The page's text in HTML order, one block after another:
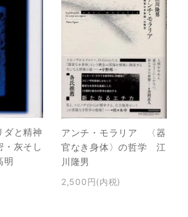
ダと精神
灰そし
明
アンチ・モラリア 〈器
官なき身体〉の哲学 江
川隆男
2,500円(内税)